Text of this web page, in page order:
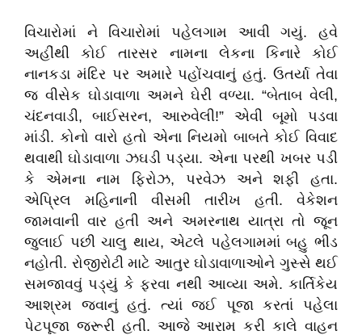
વિચારોમાં ને વિચારોમાં પહેલગામ આવી ગયું. હવે
અહીંથી કોઈ તારસર નામના લેકના કિનારે કોઈ
નાનકડા મંદિર પર અમારે પહોંચવાનું હતું. ઉતર્યા તેવા
જ વીસેક ઘોડાવાળા અમને ઘેરી વળ્યા. “બેતાબ વેલી,
ચંદનવાડી, બાઈસરન, આરુવેલી!” એવી બૂમો પડવા
માંડી. કોનો વારો હતો એના નિયમો બાબતે કોઈ વિવાદ
થવાથી ઘોડાવાળા ઝઘડી પડ્યા. એના પરથી ખબર પડી
કે એમના નામ ફિરોઝ, પરવેઝ અને શફી હતા.
એપ્રિલ મહિનાની વીસમી તારીખ હતી. વેકેશન
જામવાની વાર હતી અને અમરનાથ યાત્રા તો જૂન
જુલાઈ પછી ચાલુ થાય, એટલે પહેલગામમાં બહુ ભીડ
નહોતી. રોજીરોટી માટે આતુર ઘોડાવાળાઓને ગુસ્સે થઈ
સમજાવવું પડ્યું કે ફરવા નથી આવ્યા અમે. કાર્તિકેય
આશ્રમ જવાનું હતું. ત્યાં જઈ પૂજા કરતાં પહેલા
પેટપૂજા જરૂરી હતી. આજે આરામ કરી કાલે વાહન